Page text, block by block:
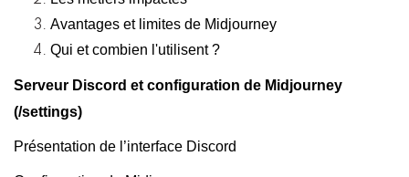
Avantages et limites de Midjourney
Qui et combien l'utilisent ?
Serveur Discord et configuration de Midjourney
(/settings)
Présentation de l’interface Discord